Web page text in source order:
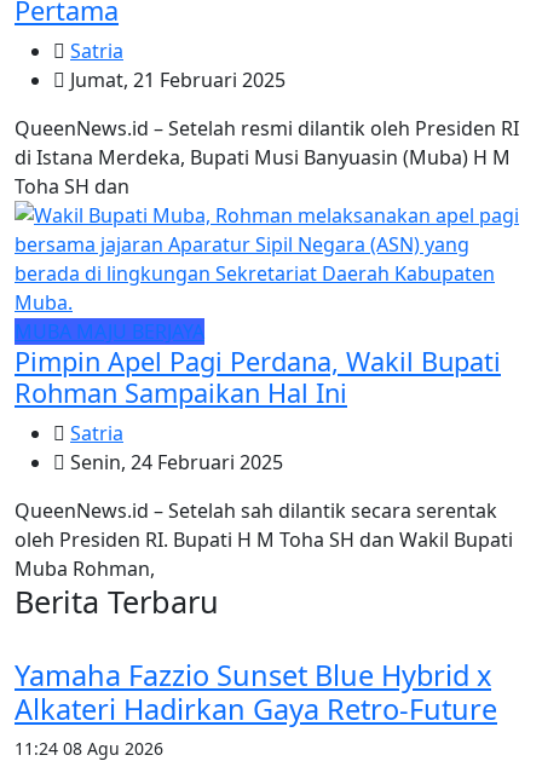
Pertama
Satria
Jumat, 21 Februari 2025
QueenNews.id – Setelah resmi dilantik oleh Presiden RI
di Istana Merdeka, Bupati Musi Banyuasin (Muba) H M
Toha SH dan
MUBA MAJU BERJAYA
Pimpin Apel Pagi Perdana, Wakil Bupati
Rohman Sampaikan Hal Ini
Satria
Senin, 24 Februari 2025
QueenNews.id – Setelah sah dilantik secara serentak
oleh Presiden RI. Bupati H M Toha SH dan Wakil Bupati
Muba Rohman,
Berita Terbaru
Yamaha Fazzio Sunset Blue Hybrid x
Alkateri Hadirkan Gaya Retro-Future
11:24 08 Agu 2026